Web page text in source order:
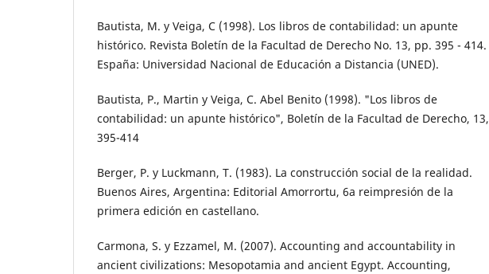
Bautista, M. y Veiga, C (1998). Los libros de contabilidad: un apunte
histórico. Revista Boletín de la Facultad de Derecho No. 13, pp. 395 - 414.
España: Universidad Nacional de Educación a Distancia (UNED).
Bautista, P., Martin y Veiga, C. Abel Benito (1998). "Los libros de
contabilidad: un apunte histórico", Boletín de la Facultad de Derecho, 13,
395-414
Berger, P. y Luckmann, T. (1983). La construcción social de la realidad.
Buenos Aires, Argentina: Editorial Amorrortu, 6a reimpresión de la
primera edición en castellano.
Carmona, S. y Ezzamel, M. (2007). Accounting and accountability in
ancient civilizations: Mesopotamia and ancient Egypt. Accounting,